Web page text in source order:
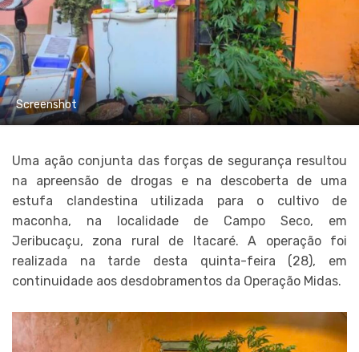
Screenshot
Uma ação conjunta das forças de segurança resultou
na apreensão de drogas e na descoberta de uma
estufa clandestina utilizada para o cultivo de
maconha, na localidade de Campo Seco, em
Jeribucaçu, zona rural de Itacaré. A operação foi
realizada na tarde desta quinta-feira (28), em
continuidade aos desdobramentos da Operação Midas.